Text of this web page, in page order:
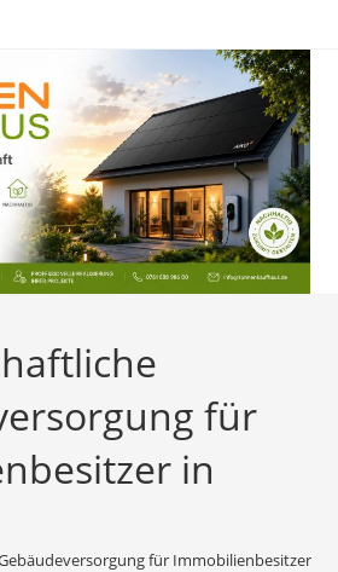
für
in
für Immobilienbesitzer in